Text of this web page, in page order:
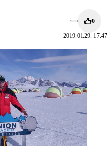
0
2019.01.29. 17:47